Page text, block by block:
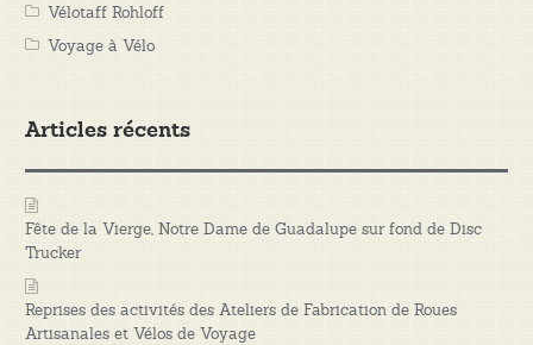
Vélotaff Rohloff
Voyage à Vélo
Articles récents
Fête de la Vierge, Notre Dame de Guadalupe sur fond de Disc
Trucker
Reprises des activités des Ateliers de Fabrication de Roues
Artisanales et Vélos de Voyage